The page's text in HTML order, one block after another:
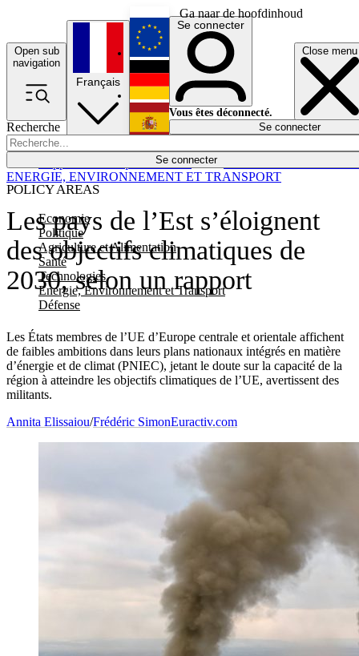
Ga naar de hoofdinhoud
Open sub
navigation
Close menu
Recherche
Se connecter
POLICY AREAS
Economie
Politique
Agriculture et Alimentation
Santé
Technologies
Energie, Environnement et Transport
Défense
Économie
Français
English
Deutsch
Español
Se connecter
Vous êtes déconnecté.
Se connecter
Les pays de l’Est s’éloignent
des objectifs climatiques de
2030, selon un rapport
Les États membres de l’UE d’Europe centrale et orientale affichent
de faibles ambitions dans leurs plans nationaux intégrés en matière
d’énergie et de climat (PNIEC), jetant le doute sur la capacité de la
région à atteindre les objectifs climatiques de l’UE, avertissent des
militants.
ENERGIE, ENVIRONNEMENT ET TRANSPORT
Annita Elissaiou/Frédéric SimonEuractiv.com